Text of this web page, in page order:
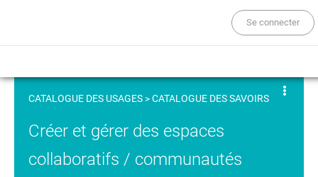
Se connecter
CATALOGUE DES USAGES >CATALOGUE DES SAVOIRS
Créer et gérer des espaces
collaboratifs / communautés